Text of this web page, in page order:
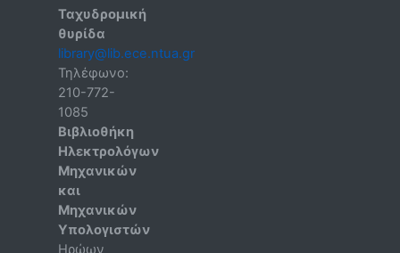
Ταχυδρομική
θυρίδα
library@lib.ece.ntua.gr
Τηλέφωνο:
210-772-
1085
Βιβλιοθήκη
Ηλεκτρολόγων
Μηχανικών
και
Μηχανικών
Υπολογιστών
Ηρώων